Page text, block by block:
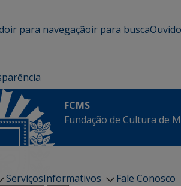
ir para navegaçãoir para busca
FCMS
Fundação de Cultura de
ServiçosInformativos
Fale Conosco